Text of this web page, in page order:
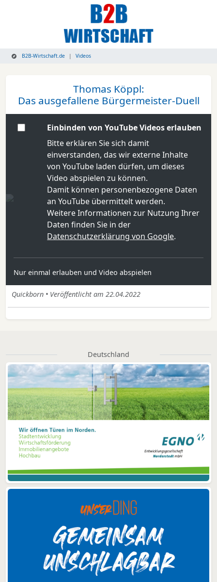
B2B-Wirtschaft.de Videos
Thomas Köppl:
Das ausgefallene Bürgermeister-Duell
Einbinden von YouTube Videos erlauben
Bitte erklären Sie sich damit
einverstanden, das wir externe Inhalte
von YouTube laden dürfen, um dieses
Video abspielen zu können.
Damit können personenbezogene Daten
an YouTube übermittelt werden.
Weitere Informationen zur Nutzung Ihrer
Daten finden Sie in der
Datenschutzerklärung von Google.
Nur einmal erlauben und Video abspielen
Quickborn • Veröffentlicht am 22.04.2022
Deutschland